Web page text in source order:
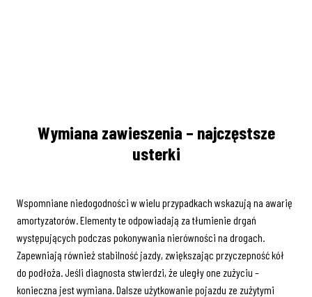
Wymiana zawieszenia – najczęstsze
usterki
Wspomniane niedogodności w wielu przypadkach wskazują na awarię
amortyzatorów. Elementy te odpowiadają za tłumienie drgań
występujących podczas pokonywania nierówności na drogach.
Zapewniają również stabilność jazdy, zwiększając przyczepność kół
do podłoża. Jeśli diagnosta stwierdzi, że uległy one zużyciu –
konieczna jest wymiana. Dalsze użytkowanie pojazdu ze zużytymi